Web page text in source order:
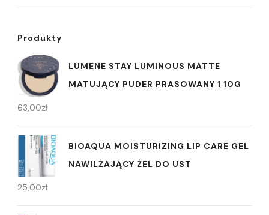
Produkty
LUMENE STAY LUMINOUS MATTE
MATUJĄCY PUDER PRASOWANY 1 10G
63,00zł
BIOAQUA MOISTURIZING LIP CARE GEL
NAWILŻAJĄCY ŻEL DO UST
25,00zł